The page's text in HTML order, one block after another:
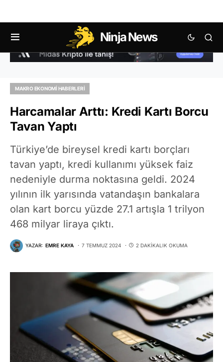
Ninja News
MAKRO EKONOMI HABERLERI
Harcamalar Arttı: Kredi Kartı Borcu
Tavan Yaptı
Türkiye’de bireysel kredi kartı borçları
tavan yaptı, kredi kullanımı yüksek faiz
nedeniyle durma noktasına geldi. 2024
yılının ilk yarısında vatandaşın bankalara
olan kart borcu yüzde 27.1 artışla 1 trilyon
468 milyar liraya çıktı.
YAZAR: EMRE KAYA 7 TEMMUZ 2024 2 DAKIKALIK OKUMA